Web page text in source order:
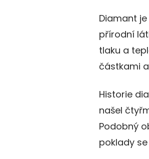
Diamant
přírodní
tlaku a
částkami
Historie
našel
Podobný
poklady